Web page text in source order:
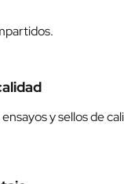
y sellos de